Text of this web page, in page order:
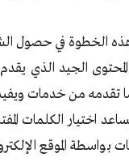
الخطوة في حصول
المحتوى الجيد الذي
من خدمات ويفيد
اختيار الكلمات
بواسطة الموقع